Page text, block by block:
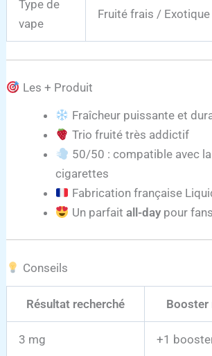
Type de
vape
Fruité frais / Exotique
Les + Produit
Fraîcheur puissante et
Trio fruité très addictif
50/50 : compatible avec
cigarettes
Fabrication française
Un parfait all-daypour
Conseils
Résultat recherché Booster
3 mg +1